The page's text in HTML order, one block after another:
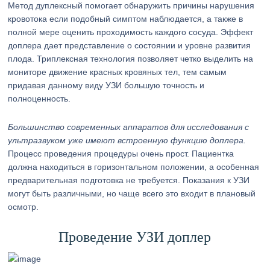
Метод дуплексный помогает обнаружить причины нарушения
кровотока если подобный симптом наблюдается, а также в
полной мере оценить проходимость каждого сосуда. Эффект
доплера дает представление о состоянии и уровне развития
плода. Триплексная технология позволяет четко выделить на
мониторе движение красных кровяных тел, тем самым
придавая данному виду УЗИ большую точность и
полноценность.
Большинство современных аппаратов для исследования с
ультразвуком уже имеют встроенную функцию доплера.
Процесс проведения процедуры очень прост. Пациентка
должна находиться в горизонтальном положении, а особенная
предварительная подготовка не требуется. Показания к УЗИ
могут быть различными, но чаще всего это входит в плановый
осмотр.
Проведение УЗИ доплер